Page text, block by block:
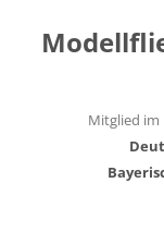
Mitglied im